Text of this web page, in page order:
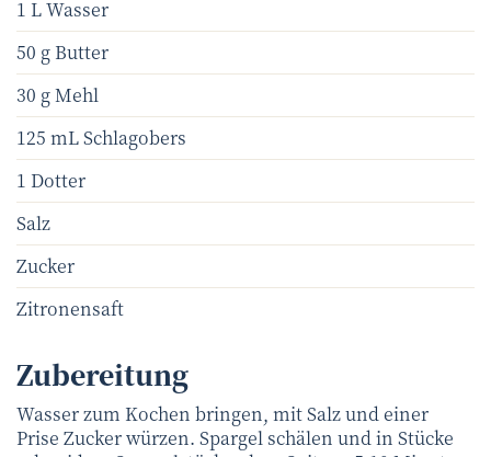
1 L Wasser
50 g Butter
30 g Mehl
125 mL Schlagobers
1 Dotter
Salz
Zucker
Zitronensaft
Zubereitung
Wasser zum Kochen bringen, mit Salz und einer
Prise Zucker würzen. Spargel schälen und in Stücke